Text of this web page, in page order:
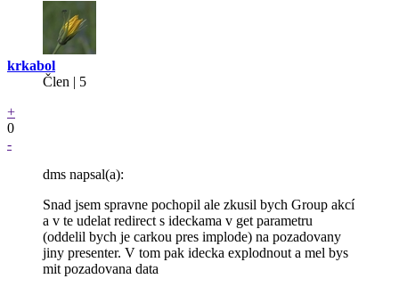
krkabol
Člen | 5
+
0
-
dms napsal(a):
Snad jsem spravne pochopil ale zkusil bych Group akcí
a v te udelat redirect s ideckama v get parametru
(oddelil bych je carkou pres implode) na pozadovany
jiny presenter. V tom pak idecka explodnout a mel bys
mit pozadovana data